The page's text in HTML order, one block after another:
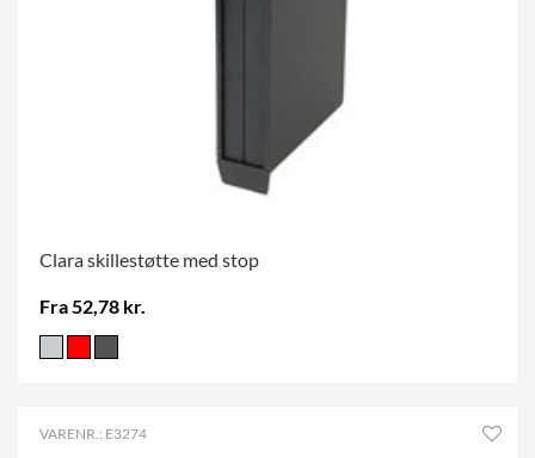
Clara skillestøtte med stop
Fra 52,78 kr.
VARENR.: E3274